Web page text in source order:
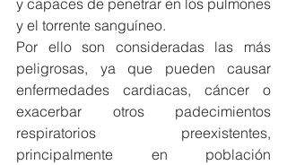
y capaces de penetrar en los pulmones
y el torrente sanguíneo.
Por ello son consideradas las más
peligrosas, ya que pueden causar
enfermedades cardiacas, cáncer o
exacerbar otros padecimientos
respiratorios preexistentes,
principalmente en población